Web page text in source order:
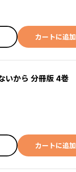
カートに追加
いから 分冊版 4巻
カートに追加